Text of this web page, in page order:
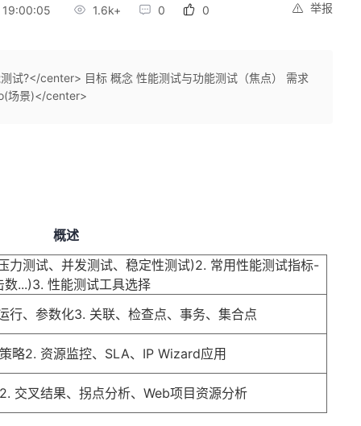
举报
1.6k+ 0 0
试?</center> 目标 概念 性能测试与功能测试（焦点） 需求
场景)</center>
概述
力测试、并发测试、稳定性测试)2. 常用性能测试指标-
...)3. 性能测试工具选择
行、参数化3. 关联、检查点、事务、集合点
略2. 资源监控、SLA、IP Wizard应用
交叉结果、拐点分析、Web项目资源分析